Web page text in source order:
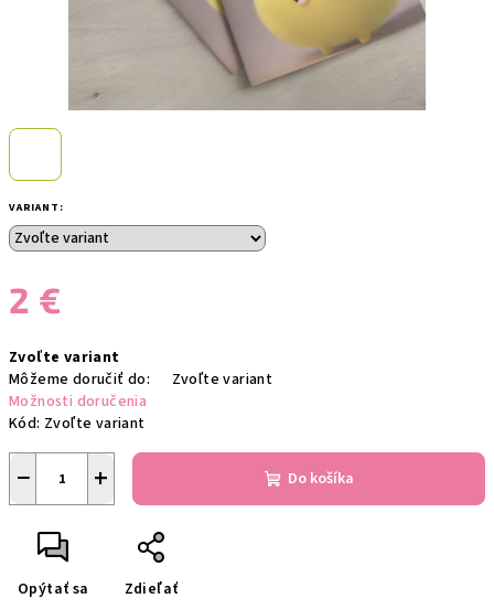
VARIANT:
2 €
cena:
Zvoľte variant
Môžeme doručiť do:
Zvoľte variant
Možnosti doručenia
Kód: Zvoľte variant
+
− Do košíka
Opýtať sa Zdieľať